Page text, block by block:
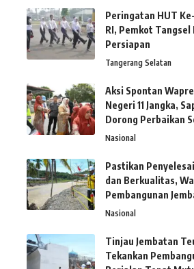
Peringatan HUT
RI, Pemkot
Persiapan
Tangerang Selatan
Aksi Spontan
Negeri 11 Jangka,
Dorong Perbaikan
Nasional
Pastikan
dan Berkualitas,
Pembangunan
Nasional
Tinjau Jembatan
Tekankan